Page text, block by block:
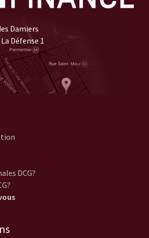
Damiers
Défense 1
DCG?